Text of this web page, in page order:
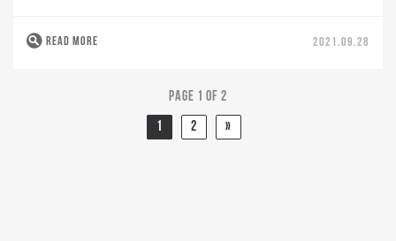
READ MORE 2021.09.28
Page 1 of 2
1 2 »